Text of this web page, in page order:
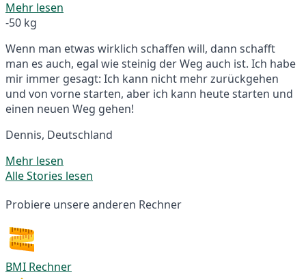
Mehr lesen
-50 kg
Wenn man etwas wirklich schaffen will, dann schafft
man es auch, egal wie steinig der Weg auch ist. Ich habe
mir immer gesagt: Ich kann nicht mehr zurückgehen
und von vorne starten, aber ich kann heute starten und
einen neuen Weg gehen!
Dennis, Deutschland
Mehr lesen
Alle Stories lesen
Probiere unsere anderen Rechner
BMI Rechner